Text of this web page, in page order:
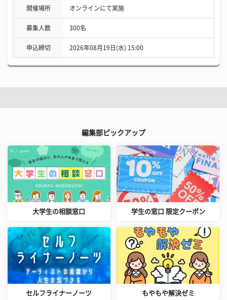
開催場所 オンラインにて実施
募集人数 300名
申込締切 2026年08月19日(水) 15:00
編集部ピックアップ
大学生の相談窓口 学生の窓口 限定クーポン
セルフライナーノーツ もやもや解決ゼミ